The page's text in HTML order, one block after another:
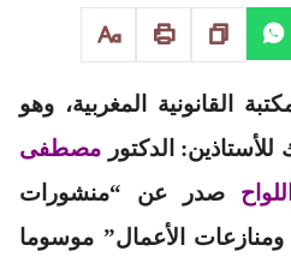
القانونية المغربية، وهو
الدكتور مصطفى
صدر عن “منشورات
ومنازعات الأعمال” موسوما